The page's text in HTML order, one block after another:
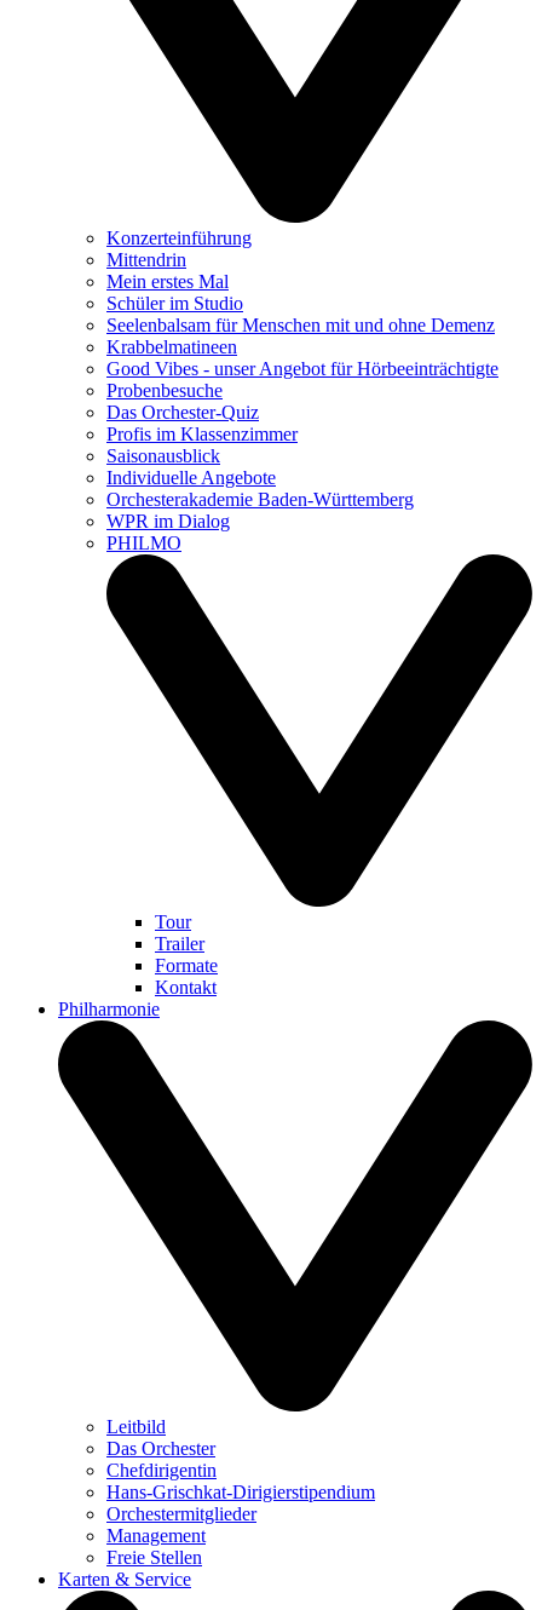
Konzerteinführung
Mittendrin
Mein erstes Mal
Schüler im Studio
Seelenbalsam für Menschen mit und ohne Demenz
Krabbelmatineen
Good Vibes - unser Angebot für Hörbeeinträchtigte
Probenbesuche
Das Orchester-Quiz
Profis im Klassenzimmer
Saisonausblick
Individuelle Angebote
Orchesterakademie Baden-Württemberg
WPR im Dialog
PHILMO
Tour
Trailer
Formate
Kontakt
Philharmonie
Leitbild
Das Orchester
Chefdirigentin
Hans-Grischkat-Dirigierstipendium
Orchestermitglieder
Management
Freie Stellen
Karten & Service